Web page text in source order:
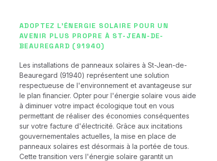
ADOPTEZ L'ÉNERGIE SOLAIRE POUR UN
AVENIR PLUS PROPRE À ST-JEAN-DE-
BEAUREGARD (91940)
Les installations de panneaux solaires à St-Jean-de-
Beauregard (91940) représentent une solution
respectueuse de l'environnement et avantageuse sur
le plan financier. Opter pour l'énergie solaire vous aide
à diminuer votre impact écologique tout en vous
permettant de réaliser des économies conséquentes
sur votre facture d'électricité. Grâce aux incitations
gouvernementales actuelles, la mise en place de
panneaux solaires est désormais à la portée de tous.
Cette transition vers l'énergie solaire garantit un